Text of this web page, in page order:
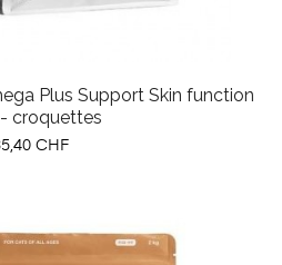
Plus Support Skin function
croquettes
CHF